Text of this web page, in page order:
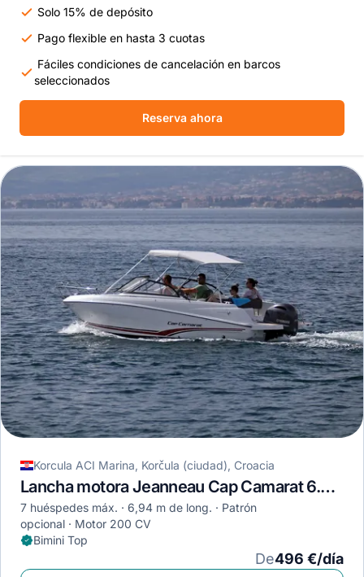
Solo 15% de depósito
Pago flexible en hasta 3 cuotas
Fáciles condiciones de cancelación en barcos
seleccionados
Reserva ahora
Korcula ACI Marina, Korčula (ciudad), Croacia
Lancha motora Jeanneau Cap Camarat 6.5 BR · 2020
7 huéspedes máx. 6,94 m de long.
Patrón
opcional
Motor 200 CV
Bimini Top
De496 €/día